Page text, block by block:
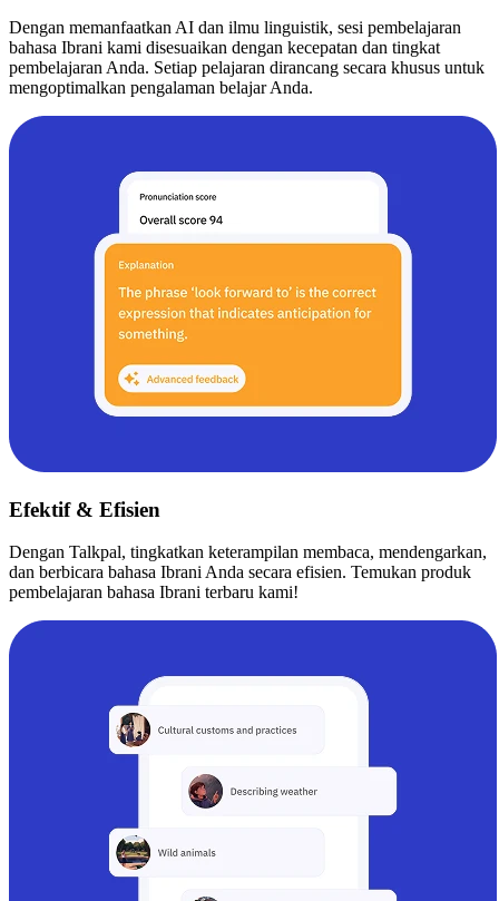
Dengan memanfaatkan AI dan ilmu linguistik, sesi pembelajaran
bahasa Ibrani kami disesuaikan dengan kecepatan dan tingkat
pembelajaran Anda. Setiap pelajaran dirancang secara khusus untuk
mengoptimalkan pengalaman belajar Anda.
Efektif & Efisien
Dengan Talkpal, tingkatkan keterampilan membaca, mendengarkan,
dan berbicara bahasa Ibrani Anda secara efisien. Temukan produk
pembelajaran bahasa Ibrani terbaru kami!